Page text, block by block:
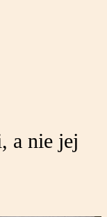
a nie jej